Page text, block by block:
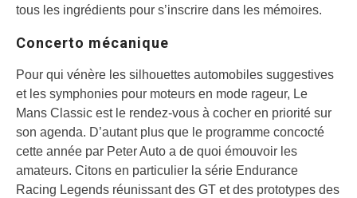
tous les ingrédients pour s’inscrire dans les mémoires.
Concerto mécanique
Pour qui vénère les silhouettes automobiles suggestives
et les symphonies pour moteurs en mode rageur, Le
Mans Classic est le rendez-vous à cocher en priorité sur
son agenda. D’autant plus que le programme concocté
cette année par Peter Auto a de quoi émouvoir les
amateurs. Citons en particulier la série Endurance
Racing Legends réunissant des GT et des prototypes des